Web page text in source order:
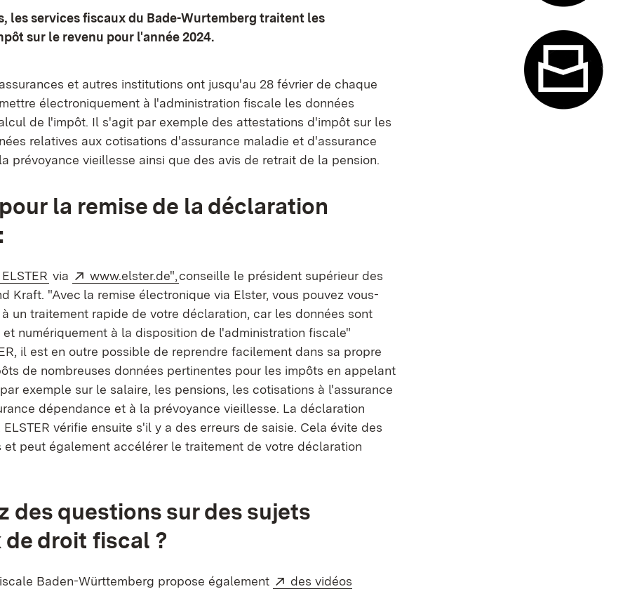
les services fiscaux du Bade-Wurtemberg traitent les
sur le revenu pour l'année 2024.
et autres institutions ont jusqu'au 28 février de chaque
électroniquement à l'administration fiscale les données
de l'impôt. Il s'agit par exemple des attestations d'impôt sur les
relatives aux cotisations d'assurance maladie et d'assurance
prévoyance vieillesse ainsi que des avis de retrait de la pension.
la remise de la déclaration
(S’ouvre dans un nouvel onglet)
via Externe:
www.elster.de",(S’ouvre dans un nouvel onglet)
conseille le président supérieur des
Kraft. "Avec la remise électronique via Elster, vous pouvez vous-
un traitement rapide de votre déclaration, car les données sont
numériquement à la disposition de l'administration fiscale"
il est en outre possible de reprendre facilement dans sa propre
de nombreuses données pertinentes pour les impôts en appelant
exemple sur le salaire, les pensions, les cotisations à l'assurance
dépendance et à la prévoyance vieillesse. La déclaration
vérifie ensuite s'il y a des erreurs de saisie. Cela évite des
et peut également accélérer le traitement de votre déclaration
des questions sur des sujets
de droit fiscal ?
Baden-Württemberg propose également Externe:
des vidéos